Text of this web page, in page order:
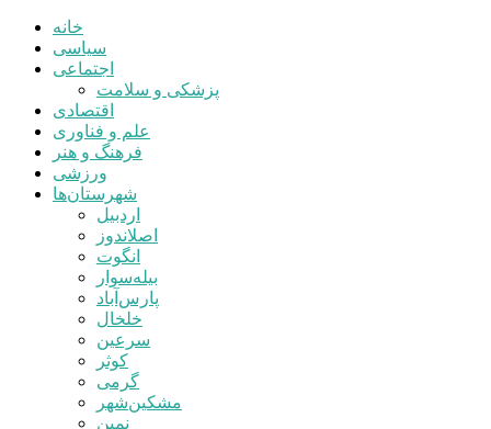
خانه
سیاسی
اجتماعی
پزشکی و سلامت
اقتصادی
علم و فناوری
فرهنگ و هنر
ورزشی
شهرستان‌ها
اردبیل
اصلاندوز
انگوت
بیله‌سوار
پارس‌آباد
خلخال
سرعین
کوثر
گرمی
مشکین‌شهر
نمین